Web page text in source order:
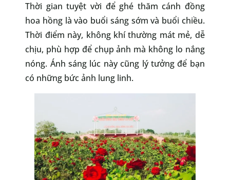
Thời gian tuyệt vời để ghé thăm cánh đồng
hoa hồng là vào buổi sáng sớm và buổi chiều.
Thời điểm này, không khí thường mát mẻ, dễ
chịu, phù hợp để chụp ảnh mà không lo nắng
nóng. Ánh sáng lúc này cũng lý tưởng để bạn
có những bức ảnh lung linh.